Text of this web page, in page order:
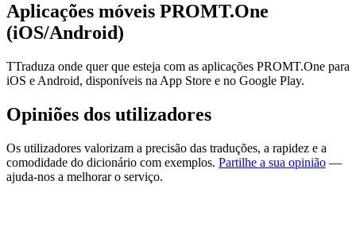
Aplicações móveis PROMT.One
(iOS/Android)
TTraduza onde quer que esteja com as aplicações PROMT.One para
iOS e Android, disponíveis na App Store e no Google Play.
Opiniões dos utilizadores
Os utilizadores valorizam a precisão das traduções, a rapidez e a
comodidade do dicionário com exemplos. Partilhe a sua opinião —
ajuda-nos a melhorar o serviço.